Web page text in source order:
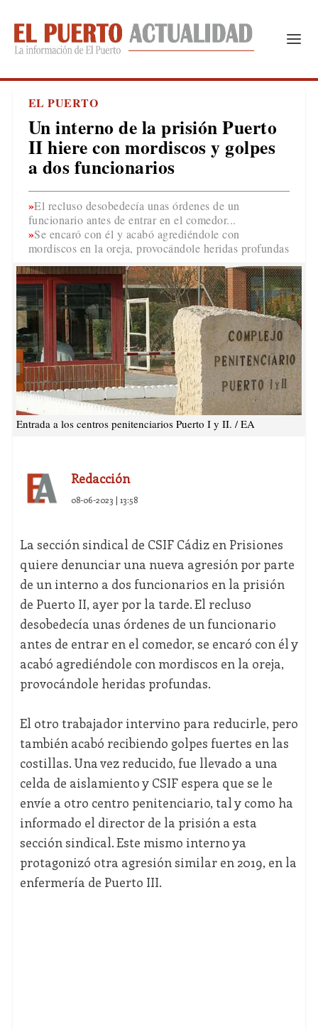
EL PUERTO
Un interno de la prisión Puerto
II hiere con mordiscos y golpes
a dos funcionarios
El recluso desobedecía unas órdenes de un
funcionario antes de entrar en el comedor...
Se encaró con él y acabó agrediéndole con
mordiscos en la oreja, provocándole heridas profundas
Entrada a los centros penitenciarios Puerto I y II. / EA
Redacción
08-06-2023 | 13:58
La sección sindical de CSIF Cádiz en Prisiones
quiere denunciar una nueva agresión por parte
de un interno a dos funcionarios en la prisión
de Puerto II, ayer por la tarde. El recluso
desobedecía unas órdenes de un funcionario
antes de entrar en el comedor, se encaró con él y
acabó agrediéndole con mordiscos en la oreja,
provocándole heridas profundas.
El otro trabajador intervino para reducirle, pero
también acabó recibiendo golpes fuertes en las
costillas. Una vez reducido, fue llevado a una
celda de aislamiento y CSIF espera que se le
envíe a otro centro penitenciario, tal y como ha
informado el director de la prisión a esta
sección sindical. Este mismo interno ya
protagonizó otra agresión similar en 2019, en la
enfermería de Puerto III.